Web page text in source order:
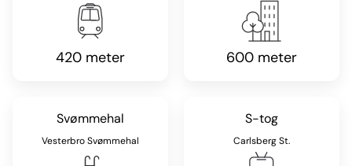
420 meter 600 meter
Svømmehal
Vesterbro Svømmehal
S-tog
Carlsberg St.